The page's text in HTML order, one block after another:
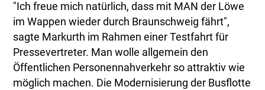
"Ich freue mich natürlich, dass mit MAN der Löwe
im Wappen wieder durch Braunschweig fährt",
sagte Markurth im Rahmen einer Testfahrt für
Pressevertreter. Man wolle allgemein den
Öffentlichen Personennahverkehr so attraktiv wie
möglich machen. Die Modernisierung der Busflotte